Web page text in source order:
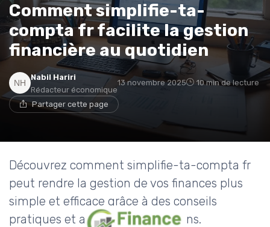
Comment simplifie-ta-
compta fr facilite la gestion
financière au quotidien
Nabil Hariri
Rédacteur économique
13 novembre 2025 10 min de lecture
Partager cette page
Découvrez comment simplifie-ta-compta fr
peut rendre la gestion de vos finances plus
simple et efficace grâce à des conseils
pratiques et adaptés à vos besoins.